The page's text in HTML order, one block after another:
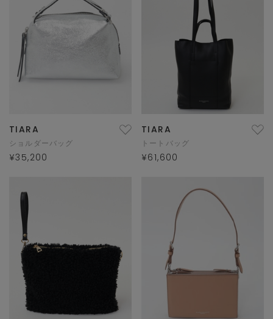
TIARA
ショルダーバッグ
¥35,200
TIARA
トートバッグ
¥61,600